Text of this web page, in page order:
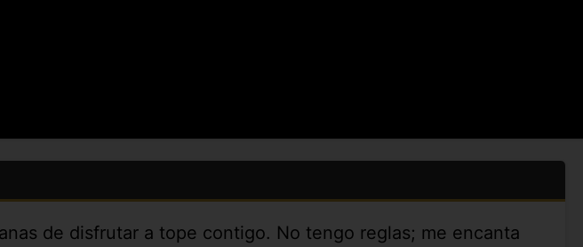
de disfrutar a tope contigo. No tengo reglas; me encanta